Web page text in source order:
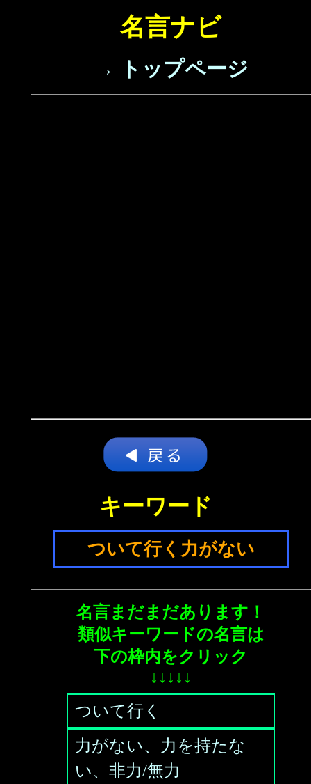
名言ナビ
→ トップページ
キーワード
ついて行く力がない
名言まだまだあります！
類似キーワードの名言は
下の枠内をクリック
↓↓↓↓↓
ついて行く
力がない、力を持たな
い、非力/無力